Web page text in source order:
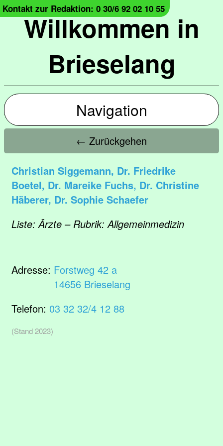
Willkommen in
Brieselang
Kontakt zur Redaktion: 0 30/6 92 02 10 55
Navigation
← Zurückgehen
Christian Siggemann, Dr. Friedrike
Boetel, Dr. Mareike Fuchs, Dr. Christine
Häberer, Dr. Sophie Schaefer
Liste: Ärzte – Rubrik: Allgemeinmedizin
Adresse: Forstweg 42 a
14656 Brieselang
Telefon: 03 32 32/4 12 88
(Stand 2023)